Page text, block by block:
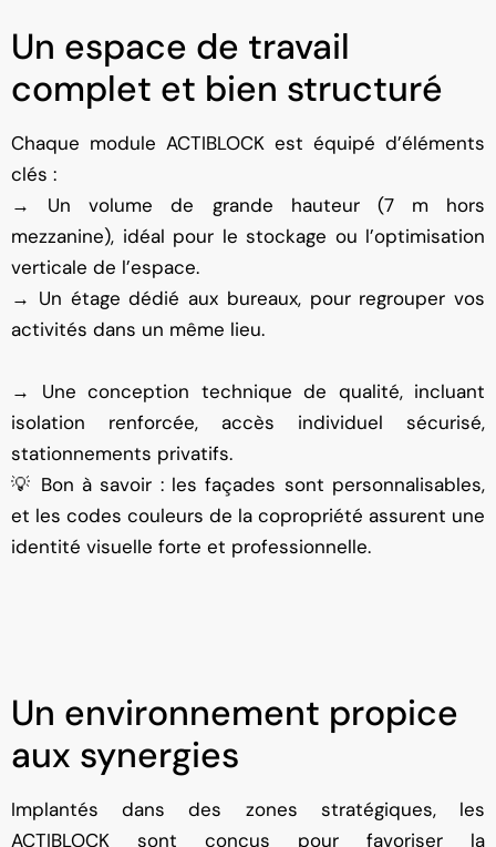
Un espace de travail
complet et bien structuré
Chaque module ACTIBLOCK est équipé d’éléments
clés :
→ Un volume de grande hauteur (7 m hors
mezzanine), idéal pour le stockage ou l’optimisation
verticale de l’espace.
→ Un étage dédié aux bureaux, pour regrouper vos
activités dans un même lieu.
→ Une conception technique de qualité, incluant
isolation renforcée, accès individuel sécurisé,
stationnements privatifs.
💡 Bon à savoir : les façades sont personnalisables,
et les codes couleurs de la copropriété assurent une
identité visuelle forte et professionnelle.
Un environnement propice
aux synergies
Implantés dans des zones stratégiques, les
ACTIBLOCK sont conçus pour favoriser la